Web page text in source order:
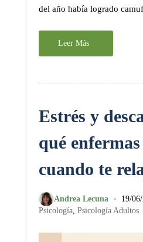
del año había logrado
Leer Más
Estrés y
qué
cuando te
Andrea Lecuna • 19/
Psicología, Psicología Adultos